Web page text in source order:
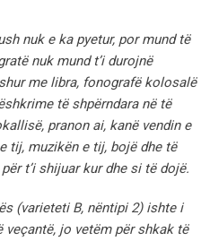
nuk e ka pyetur, por mund të
nuk mund t’i durojnë
me libra, fonografë kolosalë
të shpërndara në të
pranon ai, kanë vendin e
tij, muzikën e tij, bojë dhe të
t’i shijuar kur dhe si të dojë.
(varieteti B, nëntipi 2) ishte i
jo vetëm për shkak të